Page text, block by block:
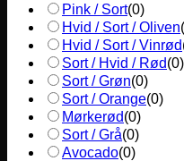
Pink / Sort(0)
Hvid / Sort / Oliven(
Hvid / Sort / Vinrød
Sort / Hvid / Rød(0)
Sort / Grøn(0)
Sort / Orange(0)
Mørkerød(0)
Sort / Grå(0)
Avocado(0)